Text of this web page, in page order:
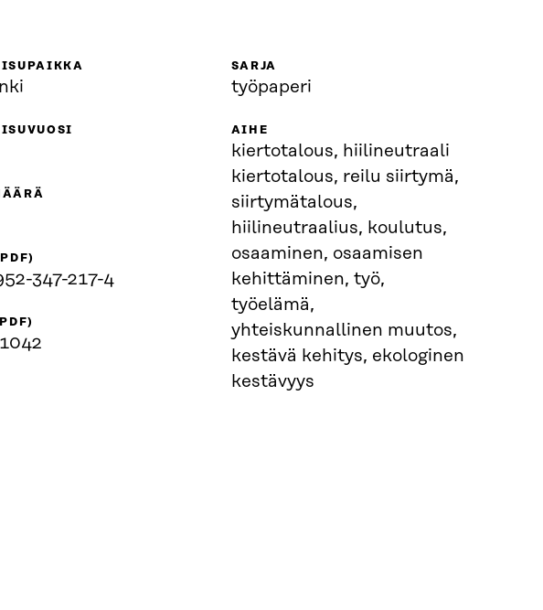
347-217-4
SARJA
työpaperi
AIHE
kiertotalous, hiilineutraali
kiertotalous, reilu siirtymä,
siirtymätalous,
hiilineutraalius, koulutus,
osaaminen, osaamisen
kehittäminen, työ,
työelämä,
yhteiskunnallinen muutos,
kestävä kehitys, ekologinen
kestävyys